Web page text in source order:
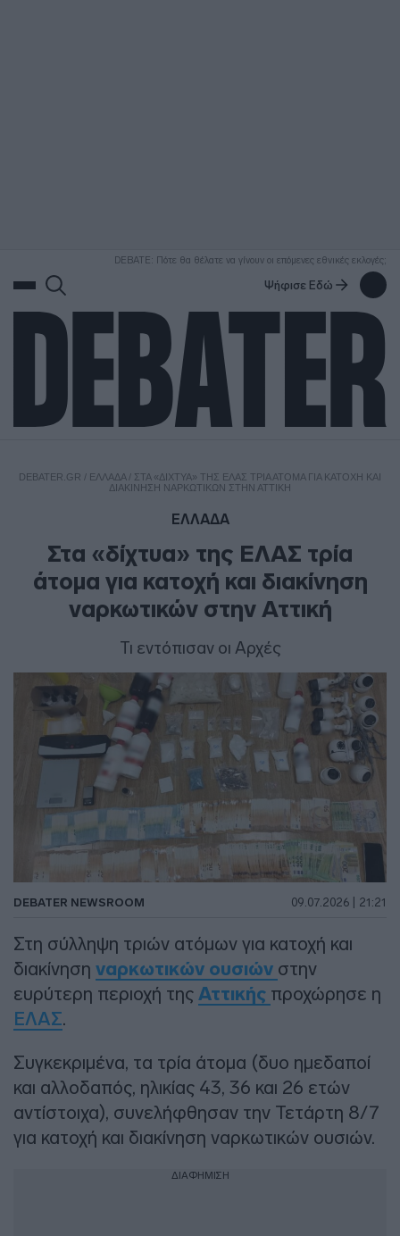
DEBATE: Πότε θα θέλατε να γίνουν οι επόμενες εθνικές εκλογές;
Ψήφισε Εδώ
DEBATER.GR / ΕΛΛΑΔΑ/ ΣΤΑ «ΔΊΧΤΥΑ» ΤΗΣ ΕΛΑΣ ΤΡΊΑ ΆΤΟΜΑ ΓΙΑ ΚΑΤΟΧΉ ΚΑΙ
ΔΙΑΚΊΝΗΣΗ ΝΑΡΚΩΤΙΚΏΝ ΣΤΗΝ ΑΤΤΙΚΉ
ΕΛΛΑΔΑ
Στα «δίχτυα» της ΕΛΑΣ τρία
άτομα για κατοχή και διακίνηση
ναρκωτικών στην Αττική
Τι εντόπισαν οι Αρχές
DEBATER NEWSROOM 09.07.2026 | 21:21
Στη σύλληψη τριών ατόμων για κατοχή και
διακίνηση ναρκωτικών ουσιών στην
ευρύτερη περιοχή της Αττικής προχώρησε η
ΕΛΑΣ.
Συγκεκριμένα, τα τρία άτομα (δυο ημεδαποί
και αλλοδαπός, ηλικίας 43, 36 και 26 ετών
αντίστοιχα), συνελήφθησαν την Τετάρτη 8/7
για κατοχή και διακίνηση ναρκωτικών ουσιών.
ΔΙΑΦΗΜΙΣΗ